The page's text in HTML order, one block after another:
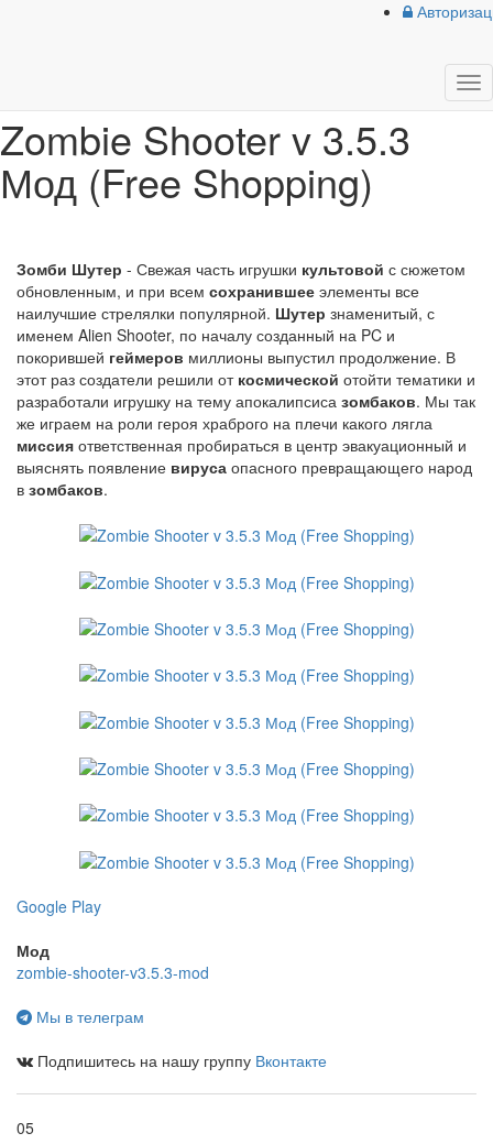
» Zombie Shooter v 3.5.3 Мод (Free
Zombie Shooter v 3.5.3
Мод (Free Shopping)
Зомби Шутер - Свежая часть игрушки культовой с сюжетом
обновленным, и при всем сохранившее элементы все
наилучшие стрелялки популярной. Шутер знаменитый, с
именем Alien Shooter, по началу созданный на PC и
покорившей геймеров миллионы выпустил продолжение. В
этот раз создатели решили от космической отойти тематики и
разработали игрушку на тему апокалипсиса зомбаков. Мы так
же играем на роли героя храброго на плечи какого лягла
миссия ответственная пробираться в центр эвакуационный и
выяснять появление вируса опасного превращающего народ
в зомбаков.
Google Play
Мод
zombie-shooter-v3.5.3-mod
Мы в телеграм
Подпишитесь на нашу группу Вконтакте
05